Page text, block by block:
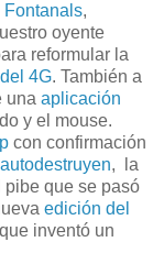
Fontanals,
oyente
reformular la
4G. También a
una aplicación
y el mouse.
con confirmación
, la
pibe que se pasó
edición del
que inventó un